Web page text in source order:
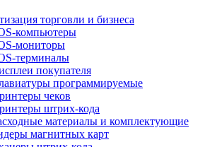
торговли и бизнеса
компьютеры
мониторы
терминалы
покупателя
программируемые
чеков
штрих-кода
материалы и комплектующие
магнитных карт